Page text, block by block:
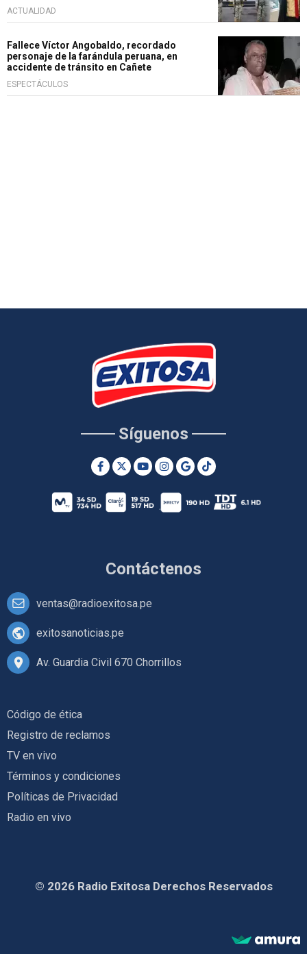
ACTUALIDAD
Fallece Víctor Angobaldo, recordado
personaje de la farándula peruana, en
accidente de tránsito en Cañete
ESPECTÁCULOS
Contáctenos
ventas@radioexitosa.pe
exitosanoticias.pe
Av. Guardia Civil 670 Chorrillos
Síguenos
Código de ética
Registro de reclamos
TV en vivo
Términos y condiciones
Políticas de Privacidad
Radio en vivo
© 2026 Radio Exitosa Derechos Reservados